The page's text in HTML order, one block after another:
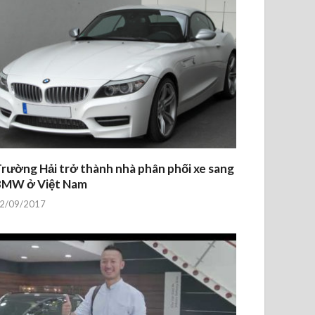
Hải trở thành nhà phân phối xe sang
ở Việt Nam
09/2017